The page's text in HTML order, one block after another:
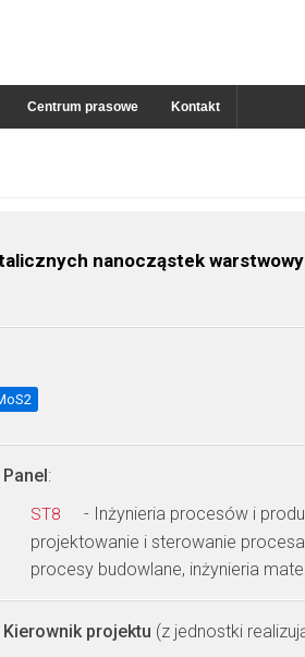
Centrum prasowe Kontakt
nanocząstek
Panel:
ST8
- Inżynieria procesów i
projektowanie i sterowanie
procesy budowlane, inżynieria
Kierownik projektu (z jednostki